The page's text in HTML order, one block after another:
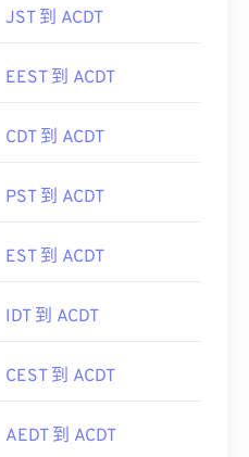
JST 到 ACDT
EEST 到 ACDT
CDT 到 ACDT
PST 到 ACDT
EST 到 ACDT
IDT 到 ACDT
CEST 到 ACDT
AEDT 到 ACDT